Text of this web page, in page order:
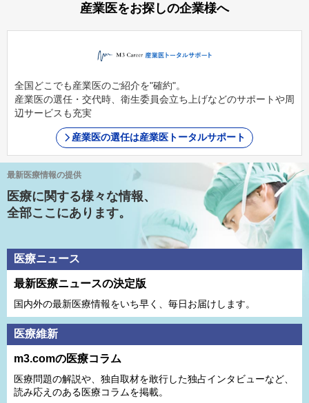
産業医をお探しの企業様へ
全国どこでも産業医のご紹介を"確約"。
産業医の選任・交代時、衛生委員会立ち上げなどのサポートや周
辺サービスも充実
産業医の選任は産業医トータルサポート
最新医療情報の提供
医療に関する様々な情報、
全部ここにあります。
医療ニュース
最新医療ニュースの決定版
国内外の最新医療情報をいち早く、毎日お届けします。
医療維新
m3.comの医療コラム
医療問題の解説や、独⾃取材を敢⾏した独占インタビューなど、
読み応えのある医療コラムを掲載。